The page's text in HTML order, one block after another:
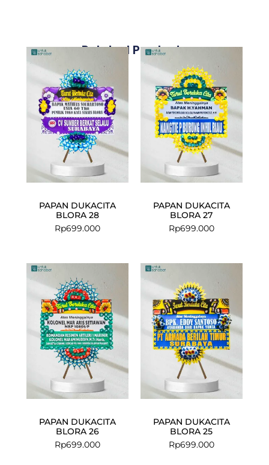
Related Products
PAPAN DUKACITA
BLORA 28
Rp699.000
PAPAN DUKACITA
BLORA 27
Rp699.000
PAPAN DUKACITA
BLORA 26
Rp699.000
PAPAN DUKACITA
BLORA 25
Rp699.000